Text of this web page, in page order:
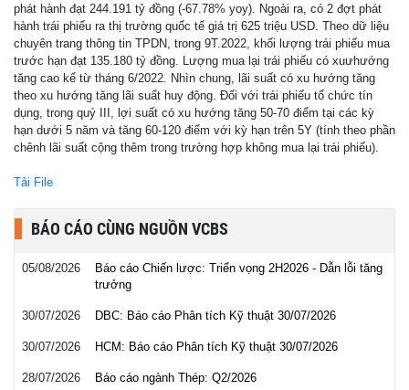
phát hành đạt 244.191 tỷ đồng (-67.78% yoy). Ngoài ra, có 2 đợt phát
hành trái phiếu ra thị trường quốc tế giá trị 625 triệu USD. Theo dữ liệu
chuyên trang thông tin TPDN, trong 9T.2022, khối lượng trái phiếu mua
trước hạn đạt 135.180 tỷ đồng. Lượng mua lại trái phiếu có xuưhướng
tăng cao kể từ tháng 6/2022. Nhìn chung, lãi suất có xu hướng tăng
theo xu hướng tăng lãi suất huy động. Đối với trái phiếu tổ chức tín
dụng, trong quý III, lợi suất có xu hướng tăng 50-70 điểm tại các kỳ
hạn dưới 5 năm và tăng 60-120 điểm với kỳ hạn trên 5Y (tính theo phần
chênh lãi suất cộng thêm trong trường hợp không mua lại trái phiếu).
Tải File
BÁO CÁO CÙNG NGUỒN VCBS
05/08/2026
Báo cáo Chiến lược: Triển vọng 2H2026 - Dẫn lỗi tăng
trưởng
30/07/2026 DBC: Báo cáo Phân tích Kỹ thuật 30/07/2026
30/07/2026 HCM: Báo cáo Phân tích Kỹ thuật 30/07/2026
28/07/2026 Báo cáo ngành Thép: Q2/2026